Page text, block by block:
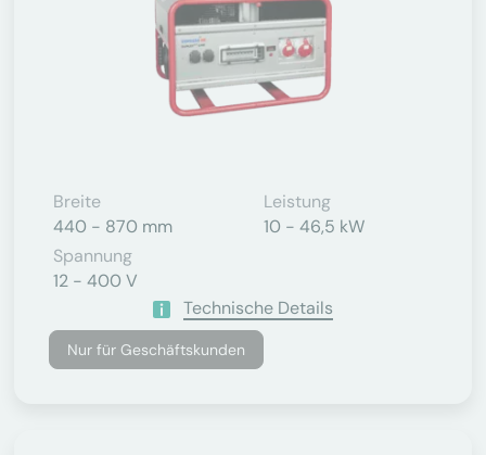
Breite
440 - 870 mm
Leistung
10 - 46,5 kW
Spannung
12 - 400 V
Technische Details
Nur für Geschäftskunden